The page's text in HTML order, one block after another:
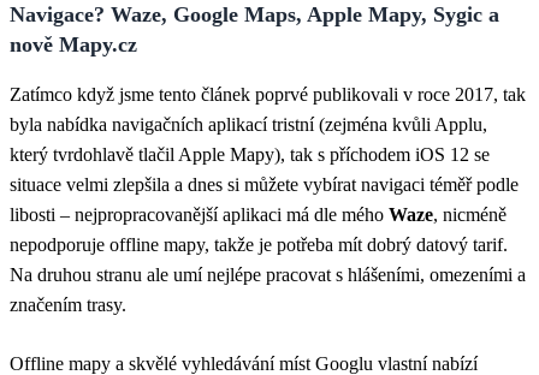
Navigace? Waze, Google Maps, Apple Mapy, Sygic a
nově Mapy.cz
Zatímco když jsme tento článek poprvé publikovali v roce 2017, tak
byla nabídka navigačních aplikací tristní (zejména kvůli Applu,
který tvrdohlavě tlačil Apple Mapy), tak s příchodem iOS 12 se
situace velmi zlepšila a dnes si můžete vybírat navigaci téměř podle
libosti – nejpropracovanější aplikaci má dle mého Waze, nicméně
nepodporuje offline mapy, takže je potřeba mít dobrý datový tarif.
Na druhou stranu ale umí nejlépe pracovat s hlášeními, omezeními a
značením trasy.
Offline mapy a skvělé vyhledávání míst Googlu vlastní nabízí